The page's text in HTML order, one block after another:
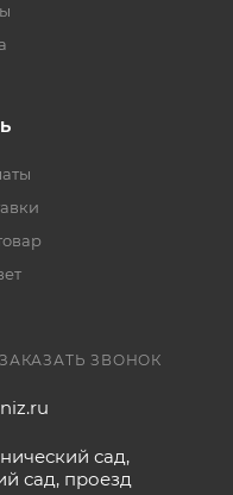
ЗАКАЗАТЬ ЗВОНОК
сад,
сад, проезд